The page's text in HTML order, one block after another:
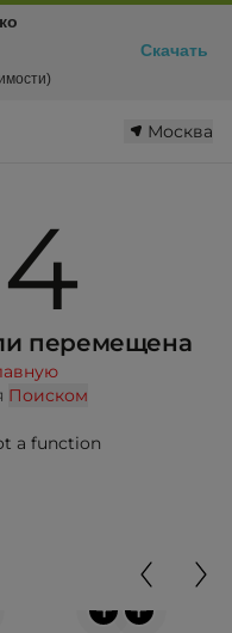
Москва
перемещена
Поиском
a function
+ +
Скачать